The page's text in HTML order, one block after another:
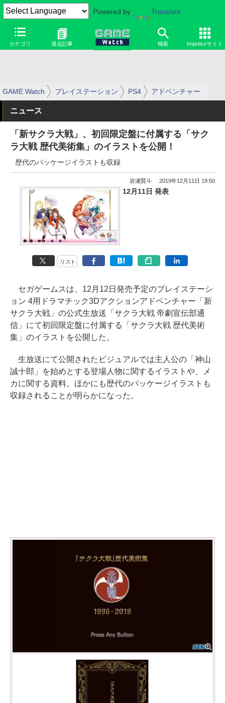
Powered by Translate
カテゴリ 過去記事 検索 Impressサイト
GAME Watch プレイステーション PS4 アドベンチャー
ニュース
「新サクラ大戦」、初回限定盤に付属する「サク
ラ大戦 歴代美術集」のイラストを公開！
歴代のパッケージイラストも収録
岩瀬賢斗 2019年12月11日 19:50
12月11日 発表
リスト
セガゲームスは、12月12日発売予定のプレイステーシ
ョン 4用ドラマチック3Dアクションアドベンチャー「新
サクラ大戦」の公式生放送「サクラ大戦 帝劇宣伝部通
信」にて初回限定盤に付属する「サクラ大戦 歴代美術
集」のイラストを公開した。
生放送にて公開されたビジュアルでは主人公の「神山
誠十郎」を始めとする登場人物に関するイラストや、メ
カに関する資料。ほかにも歴代のパッケージイラストも
収録されることが明らかになった。